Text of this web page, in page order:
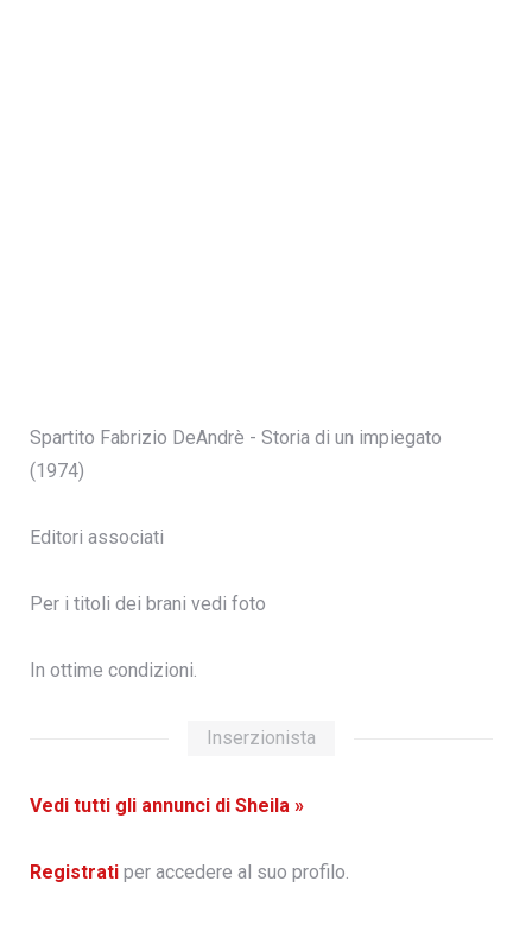
Spartito Fabrizio DeAndrè - Storia di un impiegato
(1974)
Editori associati
Per i titoli dei brani vedi foto
In ottime condizioni.
Inserzionista
Vedi tutti gli annunci di Sheila »
Registrati per accedere al suo profilo.